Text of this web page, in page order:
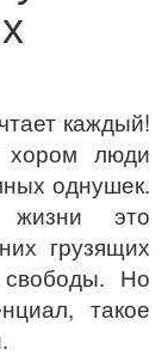
каждый!
люди
однушек.
жизни это
грузящих
Но
такое